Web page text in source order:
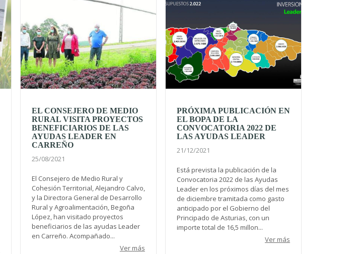
EL CONSEJERO DE MEDIO
RURAL VISITA PROYECTOS
BENEFICIARIOS DE LAS
AYUDAS LEADER EN
CARREÑO
25/08/2021
El Consejero de Medio Rural y
Cohesión Territorial, Alejandro Calvo,
y la Directora General de Desarrollo
Rural y Agroalimentación, Begoña
López, han visitado proyectos
beneficiarios de las ayudas Leader
en Carreño. Acompañado...
Ver más
PRÓXIMA PUBLICACIÓN EN
EL BOPA DE LA
CONVOCATORIA 2022 DE
LAS AYUDAS LEADER
21/12/2021
Está prevista la publicación de la
Convocatoria 2022 de las Ayudas
Leader en los próximos días del mes
de diciembre tramitada como gasto
anticipado por el Gobierno del
Principado de Asturias, con un
importe total de 16,5 millon...
Ver más